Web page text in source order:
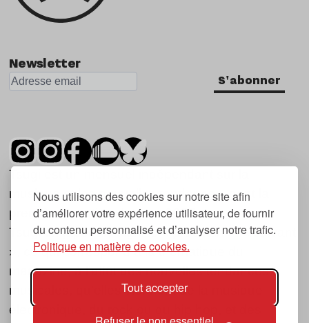
Nous utilisons des cookies sur notre site afin
d’améliorer votre expérience utilisateur, de fournir
du contenu personnalisé et d’analyser notre trafic.
Politique en matière de cookies.
Tout accepter
Newsletter
S'abonner
Tsugi est un mensuel indépendant sur la
musique et les nouvelles tendances, dont la
première parution date de 2007.
Tsugi en japonais signifie « prochain », « suivant
», ce qui correspond à la thématique du
magazine, à l’affût des nouvelles tendances
musicales, qu’elles viennent de la musique
électronique, du rock ou du hip hop, et des